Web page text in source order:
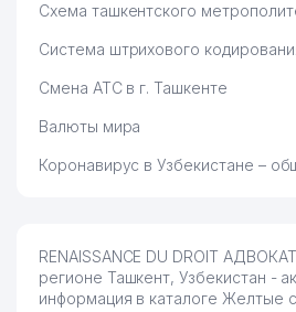
Схема ташкентского
Система штрихового
Смена АТС в г. Ташкенте
Валюты мира
Коронавирус в Узбекистане –
RENAISSANCE DU DROIT
регионе Ташкент, Узбекистан -
информация в каталоге Желтые